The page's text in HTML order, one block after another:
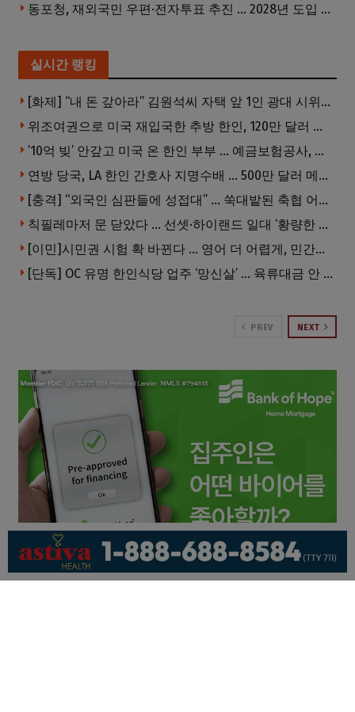
동포청, 재외국민 우편·전자투표 추진 … 2028년 도입 목표
실시간 랭킹
[화제] “내 돈 갚아라” 김원석씨 자택 앞 1인 광대 시위 … 한인 투자사, “108만 달러 못받아”
위조여권으로 미국 재입국한 추방 한인, 120만 달러 은행 사기 행각
’10억 빚’ 안갚고 미국 온 한인 부부 … 예금보험공사, 미국서 소송
연방 당국, LA 한인 간호사 지명수배 … 500만 달러 메디캐어 사기, 선고 직전 한국 도주
[충격] “외국인 심판들에 성접대” … 쑥대밭된 축협 어디까지 추락하나
칙필레마저 문 닫았다 … 선셋·하이랜드 일대 ‘황량한 거리’로
[이민]시민권 시험 확 바뀐다 … 영어 더 어렵게, 민간시험 도입 추진
[단독] OC 유명 한인식당 업주 ‘망신살’ … 육류대금 안 갚자 식당서 공개추심
PREV NEXT